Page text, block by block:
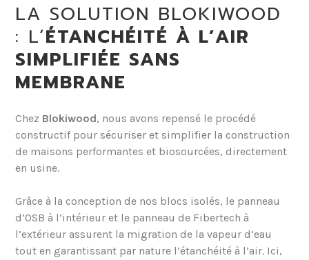
LA SOLUTION BLOKIWOOD
: L’ÉTANCHÉITÉ À L’AIR
SIMPLIFIÉE SANS
MEMBRANE
Chez Blokiwood, nous avons repensé le procédé
constructif pour sécuriser et simplifier la construction
de maisons performantes et biosourcées, directement
en usine.
Grâce à la conception de nos blocs isolés, le panneau
d’OSB à l’intérieur et le panneau de Fibertech à
l’extérieur assurent la migration de la vapeur d’eau
tout en garantissant par nature l’étanchéité à l’air. Ici,